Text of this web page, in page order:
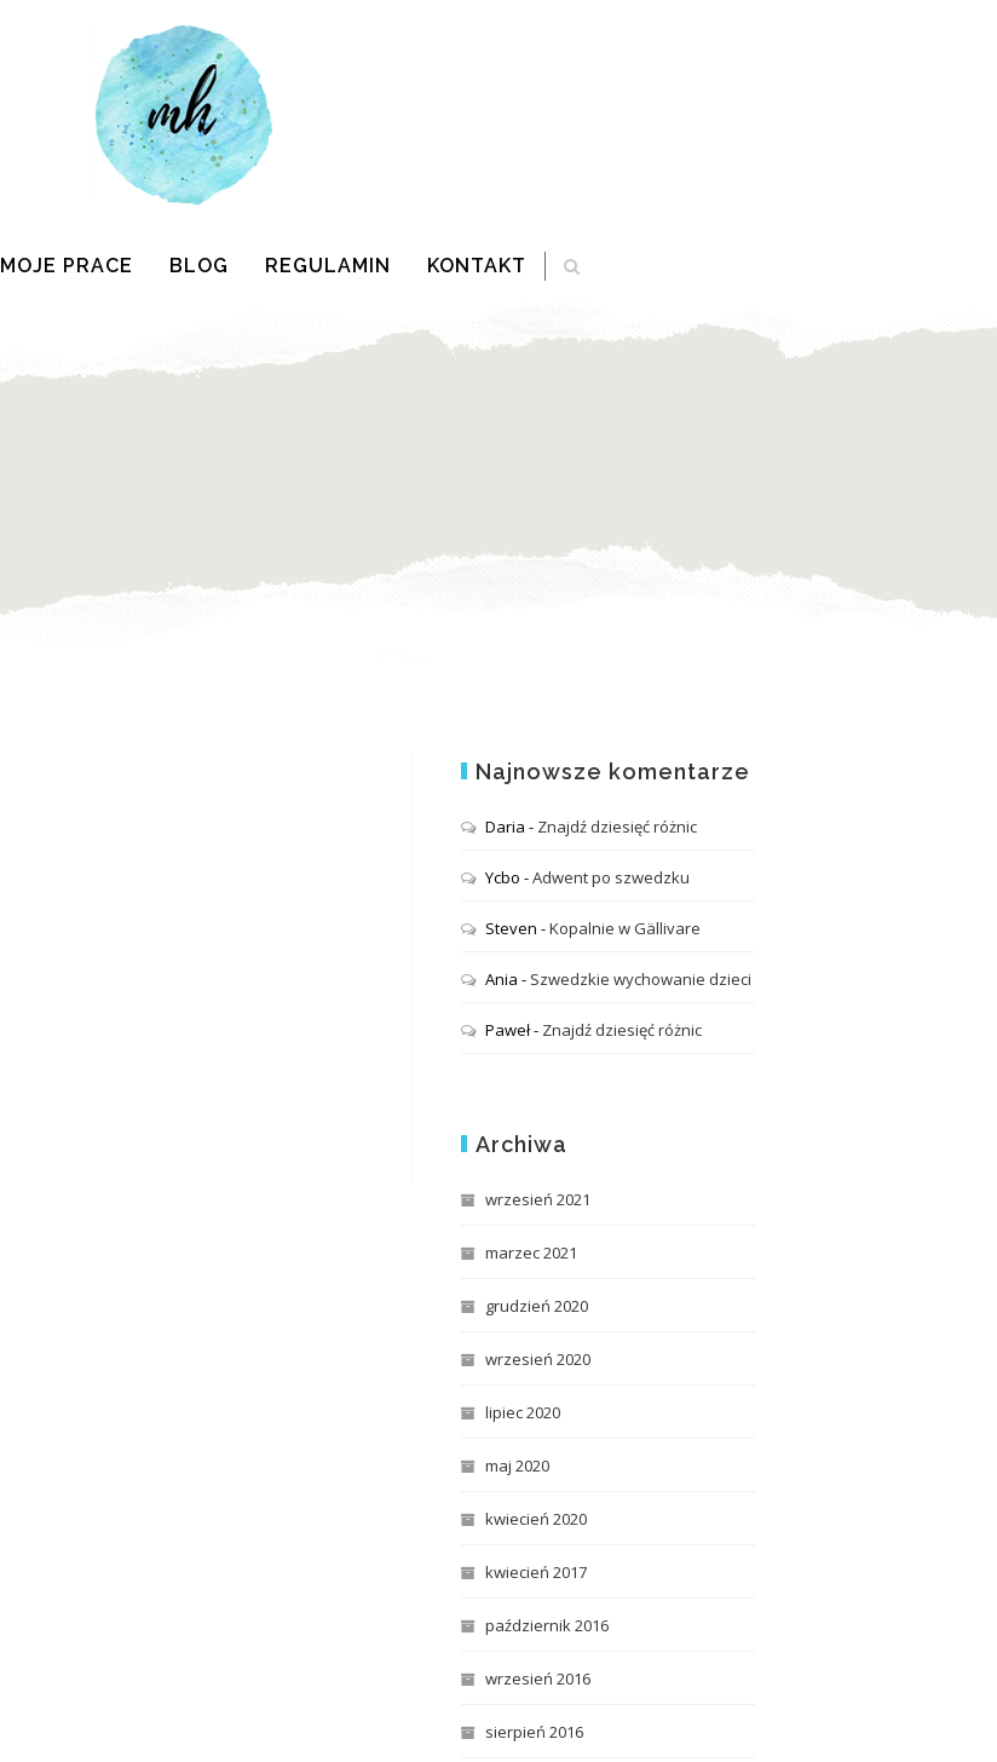
MOJE PRACE BLOG REGULAMIN KONTAKT
Najnowsze komentarze
Daria - Znajdź dziesięć różnic
Ycbo -Adwent po szwedzku
Steven -Kopalnie w Gällivare
Ania - Szwedzkie wychowanie dzieci
Paweł- Znajdź dziesięć różnic
Archiwa
wrzesień 2021
marzec 2021
grudzień 2020
wrzesień 2020
lipiec 2020
maj 2020
kwiecień 2020
kwiecień 2017
październik 2016
wrzesień 2016
sierpień 2016